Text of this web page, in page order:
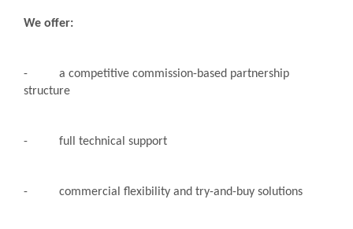
We offer:
- a competitive commission-based partnership
structure
- full technical support
- commercial flexibility and try-and-buy solutions